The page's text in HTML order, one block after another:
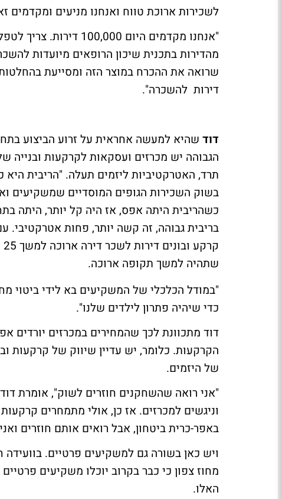
לשכירות ארוכת טווח ואנחנו מניעים ומקדמים
מהדירות בתכנית שיכון הרופאים מיועדות
שרואה את ההכרח במוצר הזה ומסייעת
דירות להשכרה".
דוד שהיא למעשה אחראית על זרוע הביצוע
הגבוהה יש מכרזים ועסקאות לקרקעות ובנייה
תרד, האטרקטיביות ליזמים תעלה. "הריבית
בשוק השכירות הגופים המוסדיים שמשקיעים
כשהריבית היתה אפס, אז היה קל יותר, היתה
בריבית גבוהה, זה קשה יותר, פחות אטרקטיבי.
שתהיה למשך תקופה ארוכה.
"במודל הכלכלי של המשקיעים בא לידי ביטוי
כדי שיהיה פתרון לילדים שלנו".
דוד מתכוונת לכך שהמחירים במכרזים
הקרקעות. כלומר, יש עדיין שיווק של קרקעות
של היזמים.
"אני רואה שהשחקנים חוזרים לשוק", אומרת
וניגשים למכרזים. אז כן, אולי מתמחרים
באפר-כרית ביטחון, אבל רואים אותם חוזרים
ויש כאן בשורה גם למשקיעים פרטיים. בוועידה
מחוז צפון כי כבר בקרוב יוכלו משקיעים
האלו.